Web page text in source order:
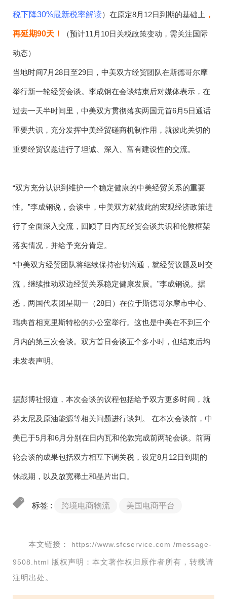
税下降30%最新税率解读）在原定8月12日到期的基础上 ，
再延期90天！ （预计11月10日关税政策变动，需关注国际
动态）
当地时间7月28日至29日，中美双方经贸团队在斯德哥尔摩
举行新一轮经贸会谈。李成钢在会谈结束后对媒体表示，在
过去一天半时间里，中美双方贯彻落实两国元首6月5日通话
重要共识，充分发挥中美经贸磋商机制作用，就彼此关切的
重要经贸议题进行了坦诚、深入、富有建设性的交流。
“双方充分认识到维护一个稳定健康的中美经贸关系的重要
性。”李成钢说，会谈中，中美双方就彼此的宏观经济政策进
行了全面深入交流，回顾了日内瓦经贸会谈共识和伦敦框架
落实情况，并给予充分肯定。
“中美双方经贸团队将继续保持密切沟通，就经贸议题及时交
流，继续推动双边经贸关系稳定健康发展。”李成钢说。据
悉，两国代表团星期一（28日）在位于斯德哥尔摩市中心、
瑞典首相克里斯特松的办公室举行。这也是中美在不到三个
月内的第三次会谈。双方首日会谈五个多小时，但结束后均
未发表声明。
据彭博社报道，本次会谈的议程包括给予双方更多时间，就
芬太尼及原油能源等相关问题进行谈判。 在本次会谈前，中
美已于5月和6月分别在日内瓦和伦敦完成前两轮会谈。前两
轮会谈的成果包括双方相互下调关税，设定8月12日到期的
休战期，以及放宽稀土和晶片出口。
标签 : 跨境电商物流 美国电商平台
本文链接： https://www.sfcservice.com /message-
9508.html 版权声明：本文著作权归原作者所有，转载请
注明出处。